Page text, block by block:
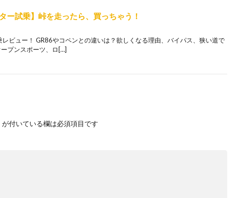
ー試乗】峠を走ったら、買っちゃう！
ビュー！ GR86やコペンとの違いは？欲しくなる理由、バイパス、狭い道で
プンスポーツ、ロ[…]
が付いている欄は必須項目です